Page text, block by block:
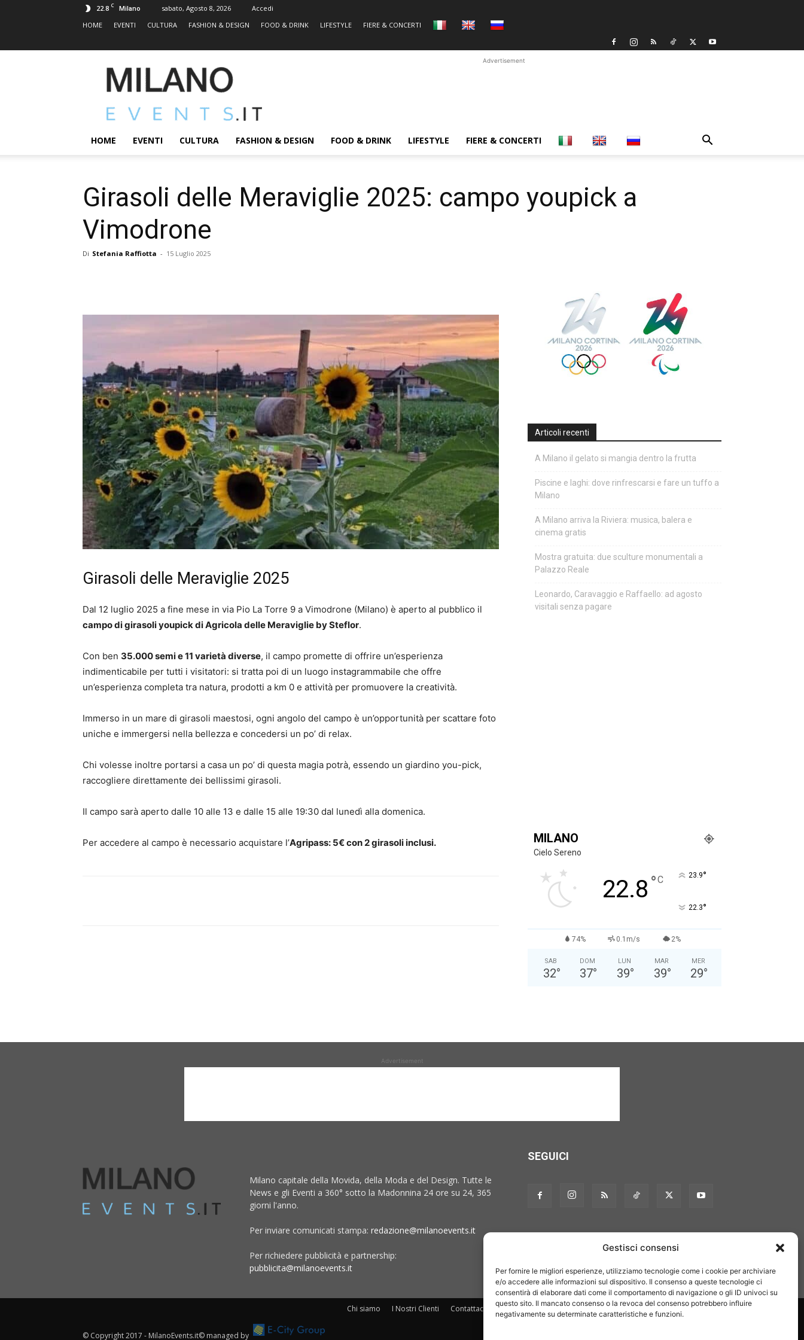
Gestisci consensi
Per fornire le migliori esperienze, utilizziamo tecnologie come i cookie per archiviare
e/o accedere alle informazioni sul dispositivo. Il consenso a queste tecnologie ci
consentirà di elaborare dati come il comportamento di navigazione o gli ID univoci su
questo sito. Il mancato consenso o la revoca del consenso potrebbero influire
negativamente su determinate caratteristiche e funzioni.
22.8 C Milano sabato, Agosto 8, 2026
Accedi
HOME
EVENTI CULTURA FASHION & DESIGN FOOD & DRINK LIFESTYLE FIERE & CONCERTI
MILANOEVENTS.IT
|
2.0
ed
Eventi
Advertisement
HOME EVENTI CULTURA FASHION & DESIGN FOOD & DRINK LIFESTYLE FIERE & CONCERTI
Girasoli delle Meraviglie 2025: campo youpick a
Vimodrone
Di Stefania Raffiotta - 15 Luglio 2025
Girasoli delle Meraviglie 2025
Dal 12 luglio 2025 a fine mese in via Pio La Torre 9 a Vimodrone (Milano) è aperto al pubblico il
campo di girasoli youpick di Agricola delle Meraviglie by Steflor.
Con ben 35.000 semi e 11 varietà diverse, il campo promette di offrire un’esperienza
indimenticabile per tutti i visitatori: si tratta poi di un luogo instagrammabile che offre
un’esperienza completa tra natura, prodotti a km 0 e attività per promuovere la creatività.
Immerso in un mare di girasoli maestosi, ogni angolo del campo è un’opportunità per scattare foto
uniche e immergersi nella bellezza e concedersi un po’ di relax.
Chi volesse inoltre portarsi a casa un po’ di questa magia potrà, essendo un giardino you-pick,
raccogliere direttamente dei bellissimi girasoli.
Il campo sarà aperto dalle 10 alle 13 e dalle 15 alle 19:30 dal lunedì alla domenica.
Per accedere al campo è necessario acquistare l’Agripass: 5€ con 2 girasoli inclusi.
Articoli recenti
A Milano il gelato si mangia dentro la frutta
Piscine e laghi: dove rinfrescarsi e fare un tuffo a
Milano
A Milano arriva la Riviera: musica, balera e
cinema gratis
Mostra gratuita: due sculture monumentali a
Palazzo Reale
Leonardo, Caravaggio e Raffaello: ad agosto
visitali senza pagare
MILANO
Cielo Sereno
22.8 °C 23.9°
22.3°
74% 0.1m/s 2%
SAB
32°
DOM
37°
LUN
39°
MAR
39°
MER
29°
Advertisement
Milano capitale della Movida, della Moda e del Design. Tutte le
News e gli Eventi a 360° sotto la Madonnina 24 ore su 24, 365
giorni l'anno.
Per inviare comunicati stampa: redazione@milanoevents.it
Per richiedere pubblicità e partnership:
pubblicita@milanoevents.it
SEGUICI
Chi siamo I Nostri Clienti Contattaci Collabora con noi Pubblicità Privacy policy Linee editoriali
© Copyright 2017 - MilanoEvents.it© managed by